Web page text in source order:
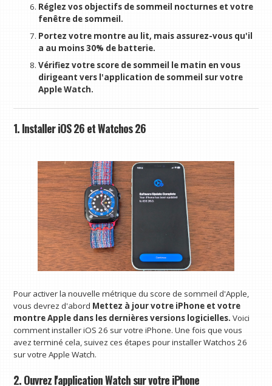
Réglez vos objectifs de sommeil nocturnes et votre
fenêtre de sommeil.
Portez votre montre au lit, mais assurez-vous qu'il
a au moins 30% de batterie.
Vérifiez votre score de sommeil le matin en vous
dirigeant vers l'application de sommeil sur votre
Apple Watch.
1. Installer iOS 26 et Watchos 26
Pour activer la nouvelle métrique du score de sommeil d'Apple,
vous devrez d'abord Mettez à jour votre iPhone et votre
montre Apple dans les dernières versions logicielles. Voici
comment installer iOS 26 sur votre iPhone. Une fois que vous
avez terminé cela, suivez ces étapes pour installer Watchos 26
sur votre Apple Watch.
2. Ouvrez l'application Watch sur votre iPhone